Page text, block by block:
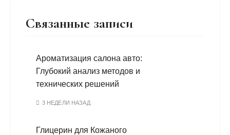
Связанные записи
Ароматизация салона авто:
Глубокий анализ методов и
технических решений
3 НЕДЕЛИ НАЗАД
Глицерин для Кожаного